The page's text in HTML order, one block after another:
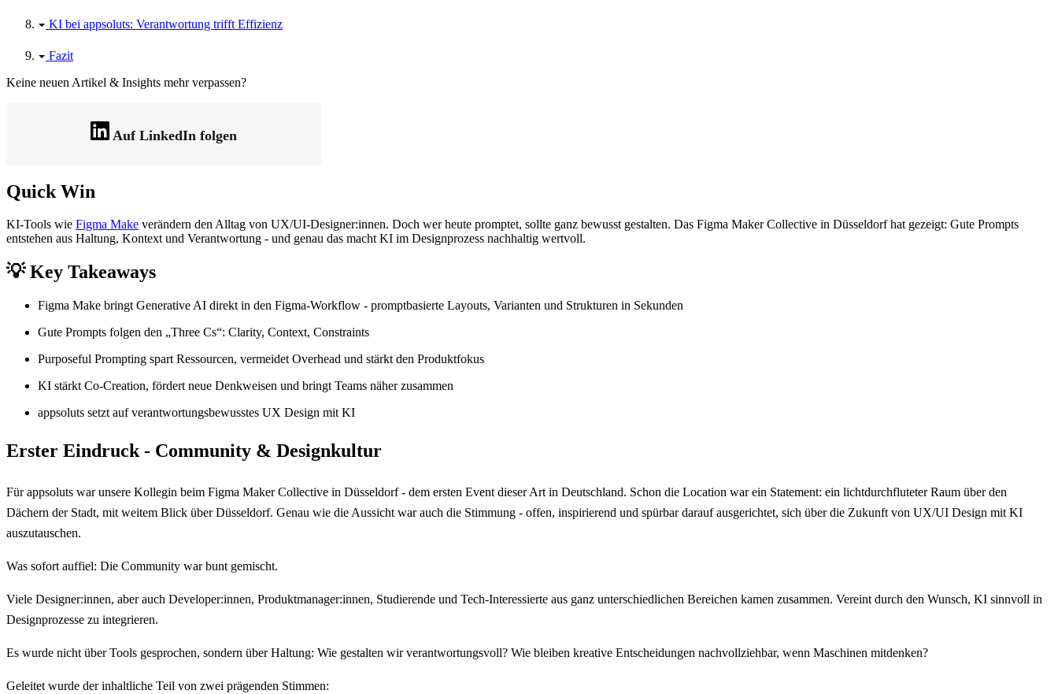
KI bei appsoluts: Verantwortung trifft Effizienz
Fazit
Keine neuen Artikel & Insights mehr verpassen?
Auf LinkedIn folgen
Quick Win
KI-Tools wie Figma Make verändern den Alltag von UX/UI-Designer:innen. Doch wer heute promptet, sollte ganz bewusst gestalten. Das Figma Maker Collective in Düsseldorf hat gezeigt: Gute Prompts
entstehen aus Haltung, Kontext und Verantwortung - und genau das macht KI im Designprozess nachhaltig wertvoll.
💡 Key Takeaways
Figma Make bringt Generative AI direkt in den Figma-Workflow - promptbasierte Layouts, Varianten und Strukturen in Sekunden
Gute Prompts folgen den „Three Cs“: Clarity, Context, Constraints
Purposeful Prompting spart Ressourcen, vermeidet Overhead und stärkt den Produktfokus
KI stärkt Co-Creation, fördert neue Denkweisen und bringt Teams näher zusammen
appsoluts setzt auf verantwortungsbewusstes UX Design mit KI
Erster Eindruck - Community & Designkultur
Für appsoluts war unsere Kollegin beim Figma Maker Collective in Düsseldorf - dem ersten Event dieser Art in Deutschland. Schon die Location war ein Statement: ein lichtdurchfluteter Raum über den
Dächern der Stadt, mit weitem Blick über Düsseldorf. Genau wie die Aussicht war auch die Stimmung - offen, inspirierend und spürbar darauf ausgerichtet, sich über die Zukunft von UX/UI Design mit KI
auszutauschen.
Was sofort auffiel: Die Community war bunt gemischt.
Viele Designer:innen, aber auch Developer:innen, Produktmanager:innen, Studierende und Tech-Interessierte aus ganz unterschiedlichen Bereichen kamen zusammen. Vereint durch den Wunsch, KI sinnvoll in
Designprozesse zu integrieren.
Es wurde nicht über Tools gesprochen, sondern über Haltung: Wie gestalten wir verantwortungsvoll? Wie bleiben kreative Entscheidungen nachvollziehbar, wenn Maschinen mitdenken?
Geleitet wurde der inhaltliche Teil von zwei prägenden Stimmen: